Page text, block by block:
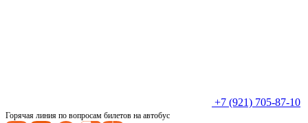
+7 (921) 705-87-10
Горячая линия по вопросам билетов на автобус